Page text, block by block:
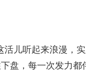
儿听起来浪漫，
盘，每一次发力